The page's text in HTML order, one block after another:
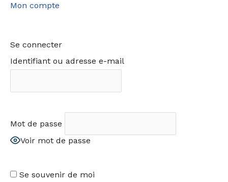
Mon compte
Se connecter
Identifiant ou adresse e-mail
Mot de passe
Voir mot de passe
Se souvenir de moi